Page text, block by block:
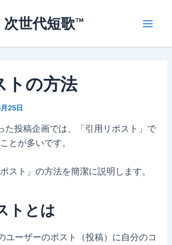
世代短歌™
トの方法
25日
た投稿企画では、「引用リポスト」で
とが多いです。
スト」の方法を簡潔に説明します。
トとは
ユーザーのポスト（投稿）に自分のコ